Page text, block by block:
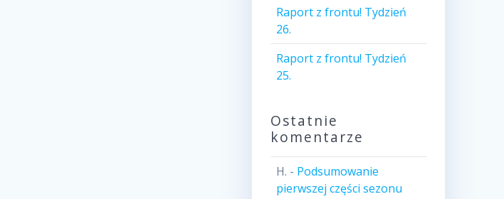
Raport z frontu! Tydzień
26.
Raport z frontu! Tydzień
25.
Ostatnie
komentarze
H. - Podsumowanie
pierwszej części sezonu